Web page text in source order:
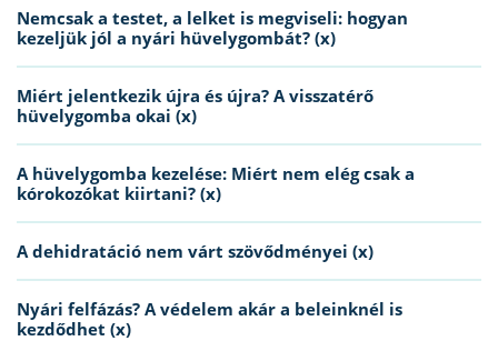
Nemcsak a testet, a lelket is megviseli: hogyan
kezeljük jól a nyári hüvelygombát? (x)
Miért jelentkezik újra és újra? A visszatérő
hüvelygomba okai (x)
A hüvelygomba kezelése: Miért nem elég csak a
kórokozókat kiirtani? (x)
A dehidratáció nem várt szövődményei (x)
Nyári felfázás? A védelem akár a beleinknél is
kezdődhet (x)